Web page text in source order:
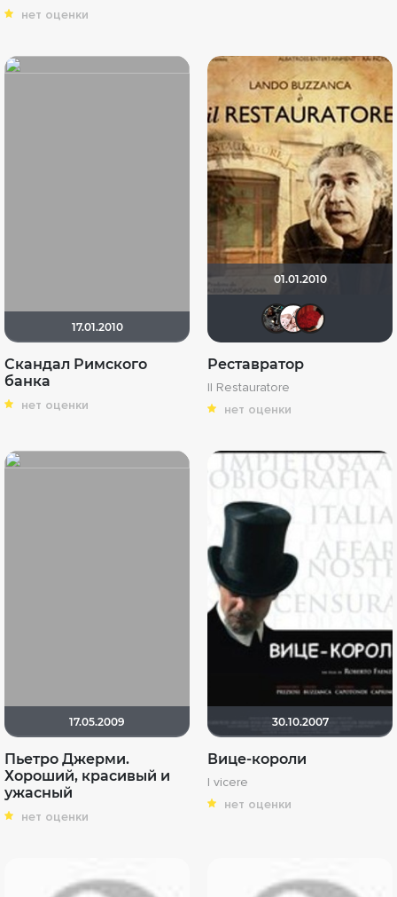
нет оценки
17.01.2010
Скандал Римского
банка
нет оценки
01.01.2010
Реставратор
Il Restauratore
нет оценки
17.05.2009
Пьетро Джерми.
Хороший, красивый и
ужасный
нет оценки
30.10.2007
Вице-короли
I vicere
нет оценки